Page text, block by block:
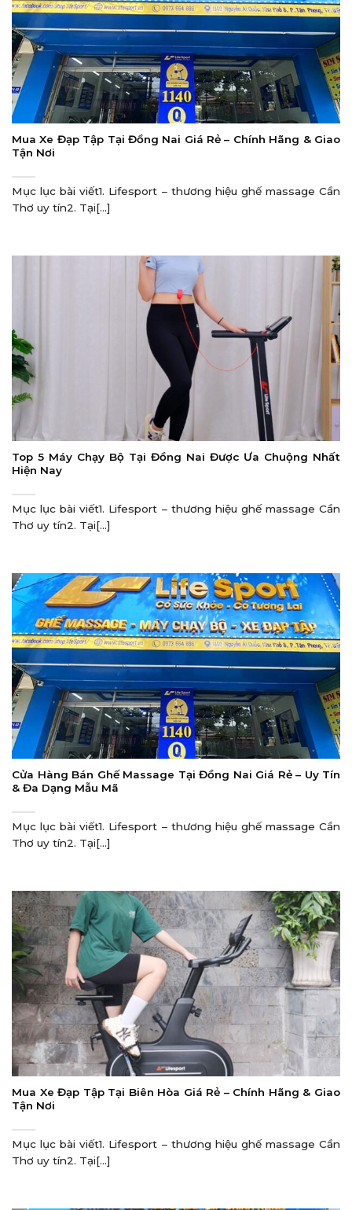
Mua Xe Đạp Tập Tại Đồng Nai Giá Rẻ – Chính Hãng & Giao
Tận Nơi
Mục lục bài viết1. Lifesport – thương hiệu ghế massage Cần
Thơ uy tín2. Tại[...]
Top 5 Máy Chạy Bộ Tại Đồng Nai Được Ưa Chuộng Nhất
Hiện Nay
Mục lục bài viết1. Lifesport – thương hiệu ghế massage Cần
Thơ uy tín2. Tại[...]
Cửa Hàng Bán Ghế Massage Tại Đồng Nai Giá Rẻ – Uy Tín
& Đa Dạng Mẫu Mã
Mục lục bài viết1. Lifesport – thương hiệu ghế massage Cần
Thơ uy tín2. Tại[...]
Mua Xe Đạp Tập Tại Biên Hòa Giá Rẻ – Chính Hãng & Giao
Tận Nơi
Mục lục bài viết1. Lifesport – thương hiệu ghế massage Cần
Thơ uy tín2. Tại[...]